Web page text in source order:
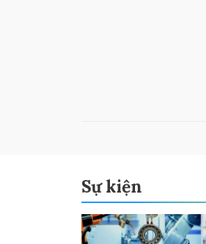
Sự kiện